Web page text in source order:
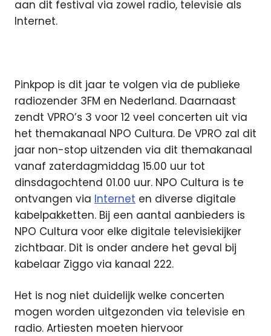
aan dit festival via zowel radio, televisie als
Internet.
Pinkpop is dit jaar te volgen via de publieke
radiozender 3FM en Nederland. Daarnaast
zendt VPRO’s 3 voor 12 veel concerten uit via
het themakanaal NPO Cultura. De VPRO zal dit
jaar non-stop uitzenden via dit themakanaal
vanaf zaterdagmiddag 15.00 uur tot
dinsdagochtend 01.00 uur. NPO Cultura is te
ontvangen via Internet en diverse digitale
kabelpakketten. Bij een aantal aanbieders is
NPO Cultura voor elke digitale televisiekijker
zichtbaar. Dit is onder andere het geval bij
kabelaar Ziggo via kanaal 222.
Het is nog niet duidelijk welke concerten
mogen worden uitgezonden via televisie en
radio. Artiesten moeten hiervoor